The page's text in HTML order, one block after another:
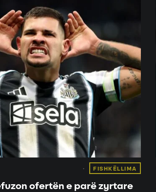
FISHKËLLIMA
ofertën e parë zyrtare